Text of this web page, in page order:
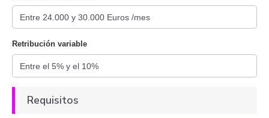
Retribución variable
Requisitos